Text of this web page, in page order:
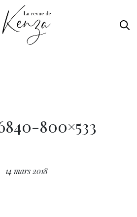
800×533
14 mars 2018